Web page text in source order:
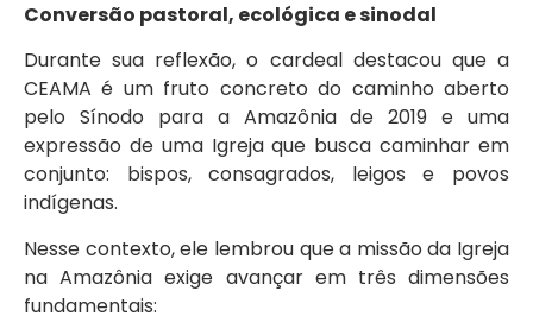
Conversão pastoral, ecológica e sinodal
Durante sua reflexão, o cardeal destacou que a
CEAMA é um fruto concreto do caminho aberto
pelo Sínodo para a Amazônia de 2019 e uma
expressão de uma Igreja que busca caminhar em
conjunto: bispos, consagrados, leigos e povos
indígenas.
Nesse contexto, ele lembrou que a missão da Igreja
na Amazônia exige avançar em três dimensões
fundamentais: